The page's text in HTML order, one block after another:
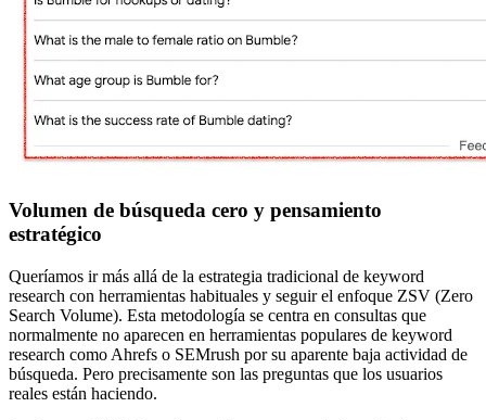
Volumen de búsqueda cero y pensamiento
estratégico
Queríamos ir más allá de la estrategia tradicional de keyword
research con herramientas habituales y seguir el enfoque ZSV (Zero
Search Volume). Esta metodología se centra en consultas que
normalmente no aparecen en herramientas populares de keyword
research como Ahrefs o SEMrush por su aparente baja actividad de
búsqueda. Pero precisamente son las preguntas que los usuarios
reales están haciendo.